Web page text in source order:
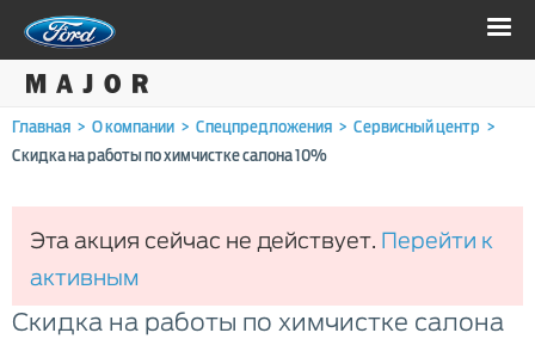
Главная > О компании > Спецпредложения > Сервисный центр >
Скидка на работы по химчистке салона 10%
Эта акция сейчас не действует. Перейти к
активным
Скидка на работы по химчистке салона